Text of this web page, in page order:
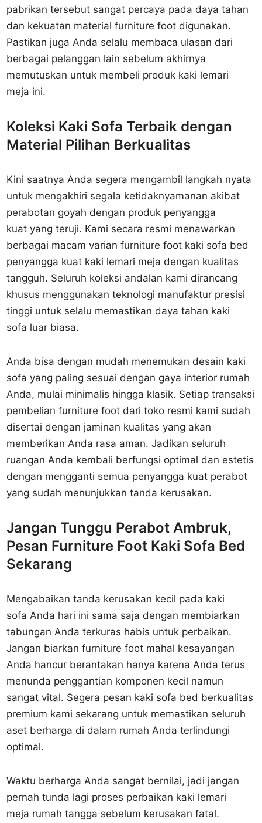
pabrikan tersebut sangat percaya pada daya tahan
dan kekuatan material furniture foot digunakan.
Pastikan juga Anda selalu membaca ulasan dari
berbagai pelanggan lain sebelum akhirnya
memutuskan untuk membeli produk kaki lemari
meja ini.
Koleksi Kaki Sofa Terbaik dengan
Material Pilihan Berkualitas
Kini saatnya Anda segera mengambil langkah nyata
untuk mengakhiri segala ketidaknyamanan akibat
perabotan goyah dengan produk penyangga
kuat yang teruji. Kami secara resmi menawarkan
berbagai macam varian furniture foot kaki sofa bed
penyangga kuat kaki lemari meja dengan kualitas
tangguh. Seluruh koleksi andalan kami dirancang
khusus menggunakan teknologi manufaktur presisi
tinggi untuk selalu memastikan daya tahan kaki
sofa luar biasa.
Anda bisa dengan mudah menemukan desain kaki
sofa yang paling sesuai dengan gaya interior rumah
Anda, mulai minimalis hingga klasik. Setiap transaksi
pembelian furniture foot dari toko resmi kami sudah
disertai dengan jaminan kualitas yang akan
memberikan Anda rasa aman. Jadikan seluruh
ruangan Anda kembali berfungsi optimal dan estetis
dengan mengganti semua penyangga kuat perabot
yang sudah menunjukkan tanda kerusakan.
Jangan Tunggu Perabot Ambruk,
Pesan Furniture Foot Kaki Sofa Bed
Sekarang
Mengabaikan tanda kerusakan kecil pada kaki
sofa Anda hari ini sama saja dengan membiarkan
tabungan Anda terkuras habis untuk perbaikan.
Jangan biarkan furniture foot mahal kesayangan
Anda hancur berantakan hanya karena Anda terus
menunda penggantian komponen kecil namun
sangat vital. Segera pesan kaki sofa bed berkualitas
premium kami sekarang untuk memastikan seluruh
aset berharga di dalam rumah Anda terlindungi
optimal.
Waktu berharga Anda sangat bernilai, jadi jangan
pernah tunda lagi proses perbaikan kaki lemari
meja rumah tangga sebelum kerusakan fatal.